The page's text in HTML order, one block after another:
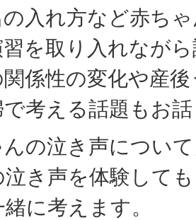
入れ方など赤ち
習を取り入れなが
係性の変化や産
で考える話題もお
んの泣き声につい
き声を体験して
に考えます。